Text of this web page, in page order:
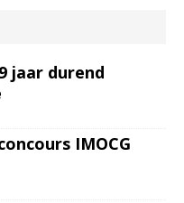
jaar durend
IMOCG